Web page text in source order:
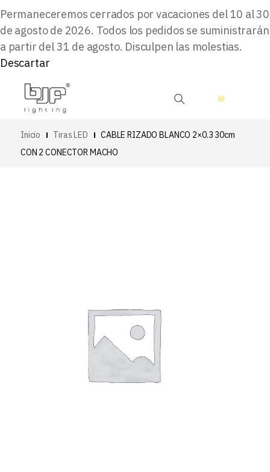
Permaneceremos cerrados por vacaciones del 10 al 30
de agosto de 2026. Todos los pedidos se suministrarán
a partir del 31 de agosto. Disculpen las molestias.
Descartar
Inicio Tiras LED
CABLE RIZADO BLANCO 2×0.3 30cm
CON 2 CONECTOR MACHO